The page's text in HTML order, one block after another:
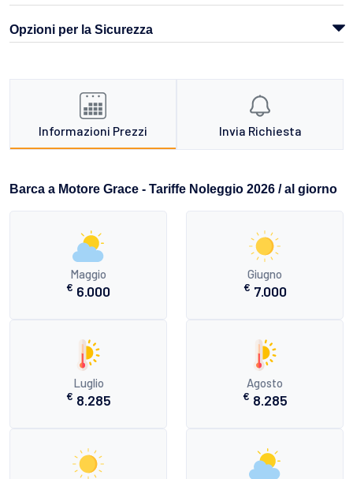
Opzioni per la Sicurezza
Informazioni Prezzi Invia Richiesta
Barca a Motore Grace - Tariffe Noleggio 2026 / al giorno
Maggio
€ 6.000
Giugno
€ 7.000
Luglio
€ 8.285
Agosto
€ 8.285